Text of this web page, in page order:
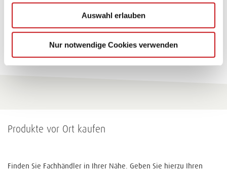
Auswahl erlauben
Nur notwendige Cookies verwenden
Zum Tipp
Zu allen Tipps
Produkte vor Ort kaufen
Finden Sie Fachhändler in Ihrer Nähe. Geben Sie hierzu Ihren